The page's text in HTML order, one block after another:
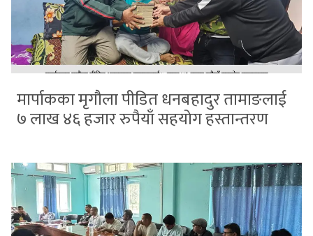
मार्पाकका मृगौला पीडित धनबहादुर तामाङलाई
७ लाख ४६ हजार रुपैयाँ सहयोग हस्तान्तरण